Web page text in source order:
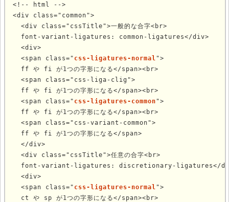
<!-- html -->
<div class="common">
  <div class="cssTitle">一般的な合字<br>
  font-variant-ligatures: common-ligatures</div>
  <div>
  <span class="
css-ligatures-normal ">
  ff や fi が1つの字形になる</span><br>
  <span class="css-liga-clig">
  ff や fi が1つの字形になる</span><br>
  <span class="
css-ligatures-common ">
  ff や fi が1つの字形になる</span><br>
  <span class="css-variant-common">
  ff や fi が1つの字形になる</span>
  </div>
  <div class="cssTitle">任意の合字<br>
font-variant-ligatures: discretionary-ligatures</
  <div>
  <span class="
css-ligatures-normal ">
  ct や sp が1つの字形になる</span><br>